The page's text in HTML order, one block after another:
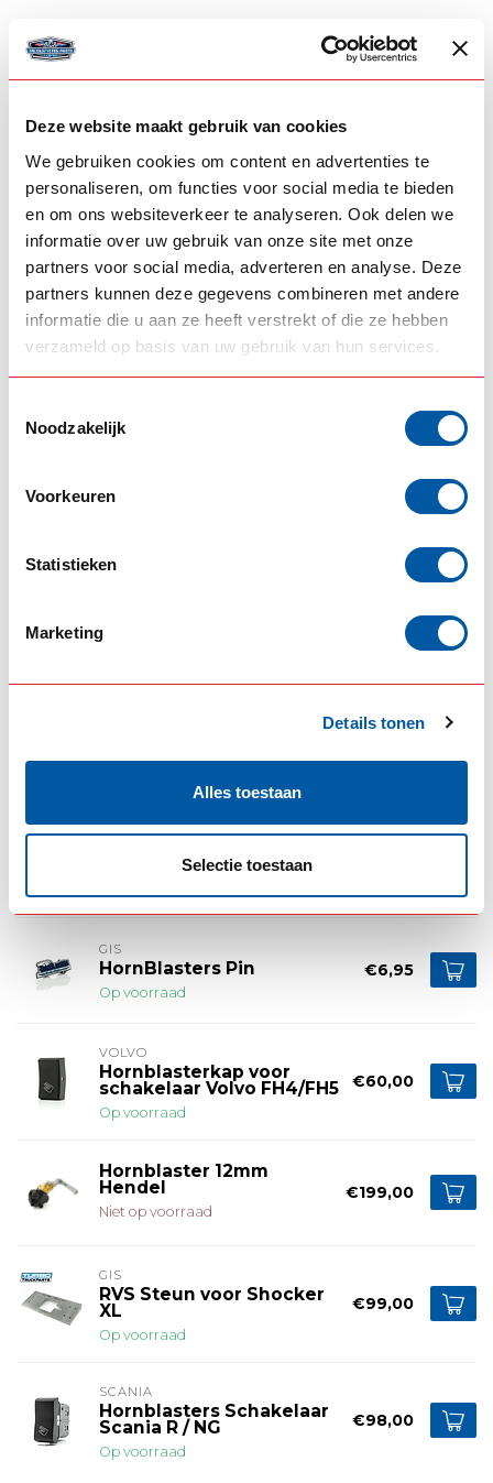
Deze website maakt gebruik van cookies
We gebruiken cookies om content en advertenties te
personaliseren, om functies voor social media te bieden
en om ons websiteverkeer te analyseren. Ook delen we
informatie over uw gebruik van onze site met onze
partners voor social media, adverteren en analyse. Deze
partners kunnen deze gegevens combineren met andere
informatie die u aan ze heeft verstrekt of die ze hebben
verzameld op basis van uw gebruik van hun services.
Noodzakelijk
Voorkeuren
Statistieken
Marketing
Details tonen
Alles toestaan
Selectie toestaan
PRODUCT BUNDELS
Hornblasters Shocker XL Trainhorn + RVS Steun
voor Shocker XL
+
Op voorraad
Aansluitset Hornblasters
12V €145,00
Scania R / NG €98,00
DAF
Hornblasters Trainhorn
GIS
HornBlasters Pin
Op voorraad
€6,95
VOLVO
Hornblasterkap voor
schakelaar Volvo FH4/FH5
Op voorraad
€60,00
Hornblaster 12mm
Hendel
Niet op voorraad
€199,00
GIS
RVS Steun voor Shocker
XL
Op voorraad
€99,00
SCANIA
Hornblasters Schakelaar
Scania R / NG
Op voorraad
€98,00